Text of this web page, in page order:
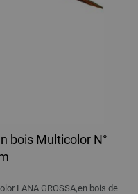
bois Multicolor N°
LANA GROSSA,en bois de